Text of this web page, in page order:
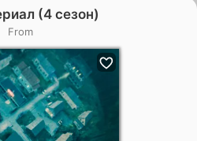
(4 сезон)
From